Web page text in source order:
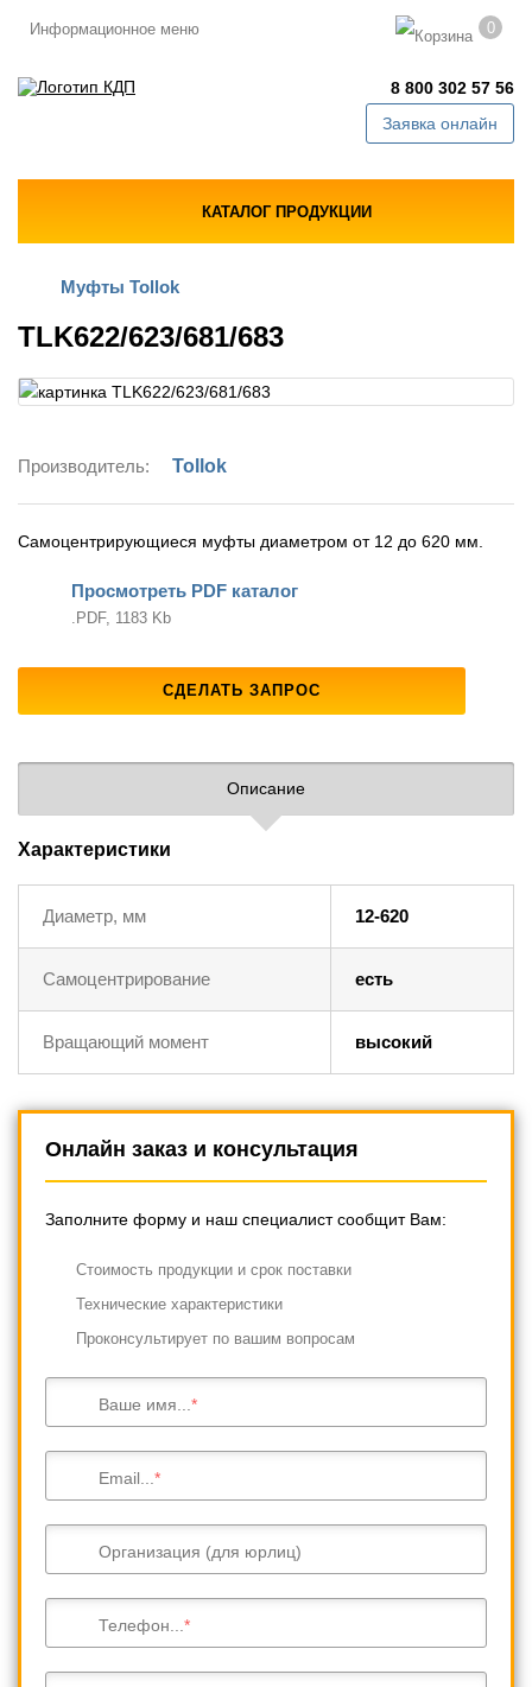
Информационное меню 0
8 800 302 57 56
Заявка онлайн
КАТАЛОГ ПРОДУКЦИИ
Муфты Tollok
TLK622/623/681/683
Производитель: Tollok
Самоцентрирующиеся муфты диаметром от 12 до 620 мм.
Просмотреть PDF каталог
.PDF, 1183 Kb
СДЕЛАТЬ ЗАПРОС
Описание
Характеристики
Диаметр, мм 12-620
Самоцентрирование есть
Вращающий момент высокий
Онлайн заказ и консультация
Заполните форму и наш специалист сообщит Вам:
Cтоимость продукции и срок поставки
Технические характеристики
Проконсультирует по вашим вопросам
Ваше имя...
Email...
Организация (для юрлиц)
Телефон...